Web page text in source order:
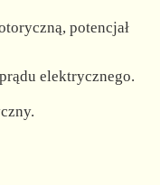
potencjał
elektrycznego.